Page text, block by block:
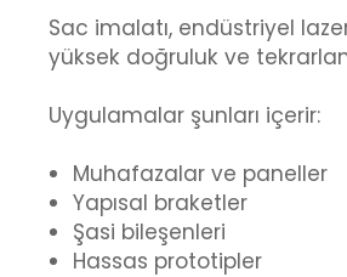
Sac imalatı, endüstriyel
yüksek doğruluk ve
Uygulamalar şunları içerir:
Muhafazalar ve paneller
Yapısal braketler
Şasi bileşenleri
Hassas prototipler